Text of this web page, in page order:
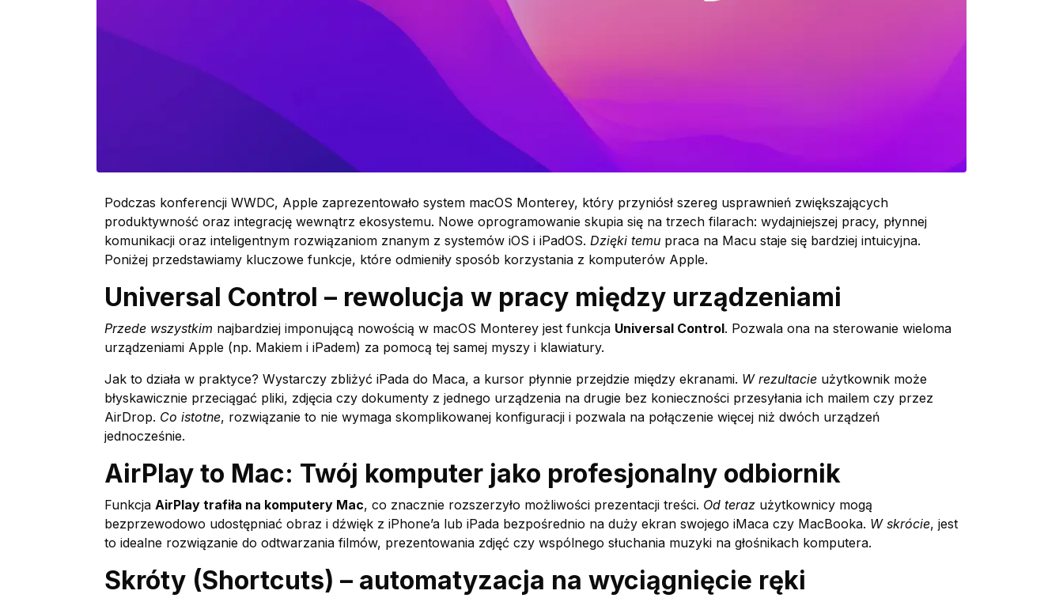
Podczas konferencji WWDC, Apple zaprezentowało system macOS Monterey, który przyniósł szereg usprawnień zwiększających
produktywność oraz integrację wewnątrz ekosystemu. Nowe oprogramowanie skupia się na trzech filarach: wydajniejszej pracy, płynnej
komunikacji oraz inteligentnym rozwiązaniom znanym z systemów iOS i iPadOS. Dzięki temu praca na Macu staje się bardziej intuicyjna.
Poniżej przedstawiamy kluczowe funkcje, które odmieniły sposób korzystania z komputerów Apple.
Universal Control – rewolucja w pracy między urządzeniami
Przede wszystkim najbardziej imponującą nowością w macOS Monterey jest funkcja Universal Control. Pozwala ona na sterowanie wieloma
urządzeniami Apple (np. Makiem i iPadem) za pomocą tej samej myszy i klawiatury.
Jak to działa w praktyce? Wystarczy zbliżyć iPada do Maca, a kursor płynnie przejdzie między ekranami. W rezultacie użytkownik może
błyskawicznie przeciągać pliki, zdjęcia czy dokumenty z jednego urządzenia na drugie bez konieczności przesyłania ich mailem czy przez
AirDrop. Co istotne, rozwiązanie to nie wymaga skomplikowanej konfiguracji i pozwala na połączenie więcej niż dwóch urządzeń
jednocześnie.
AirPlay to Mac: Twój komputer jako profesjonalny odbiornik
Funkcja AirPlay trafiła na komputery Mac, co znacznie rozszerzyło możliwości prezentacji treści. Od teraz użytkownicy mogą
bezprzewodowo udostępniać obraz i dźwięk z iPhone’a lub iPada bezpośrednio na duży ekran swojego iMaca czy MacBooka. W skrócie, jest
to idealne rozwiązanie do odtwarzania filmów, prezentowania zdjęć czy wspólnego słuchania muzyki na głośnikach komputera.
Skróty (Shortcuts) – automatyzacja na wyciągnięcie ręki